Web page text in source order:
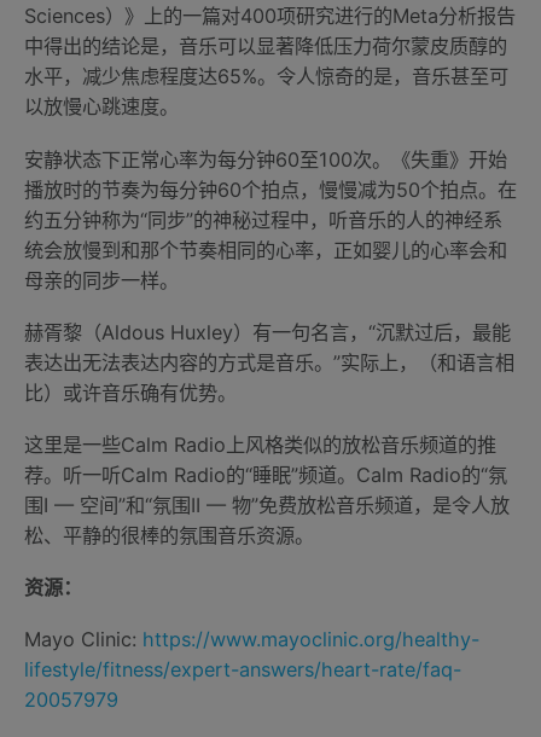
Sciences）》上的一篇对400项研究进行的Meta分析报告
中得出的结论是，音乐可以显著降低压力荷尔蒙皮质醇的
水平，减少焦虑程度达65%。令人惊奇的是，音乐甚至可
以放慢心跳速度。
安静状态下正常心率为每分钟60至100次。《失重》开始
播放时的节奏为每分钟60个拍点，慢慢减为50个拍点。在
约五分钟称为“同步”的神秘过程中，听音乐的人的神经系
统会放慢到和那个节奏相同的心率，正如婴儿的心率会和
母亲的同步一样。
赫胥黎（Aldous Huxley）有一句名言，“沉默过后，最能
表达出无法表达内容的方式是音乐。”实际上，（和语言相
比）或许音乐确有优势。
这里是一些Calm Radio上风格类似的放松音乐频道的推
荐。听一听Calm Radio的“睡眠”频道。Calm Radio的“氛
围I — 空间”和“氛围II — 物”免费放松音乐频道，是令人放
松、平静的很棒的氛围音乐资源。
资源：
Mayo Clinic: https://www.mayoclinic.org/healthy-
lifestyle/fitness/expert-answers/heart-rate/faq-
20057979